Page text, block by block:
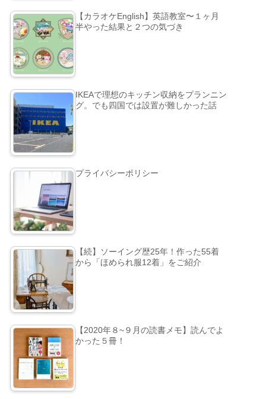
【カラオケEnglish】英語教室〜１ヶ月
半やった結果と２つの気づき
IKEAで理想のキッチン収納をプランニン
グ。でも四国では設置が難しかった話
プライバシーポリシー
【続】ソーイング歴25年！作った55着
から「ほめられ服12着」をご紹介
【2020年８~９月の読書メモ】読んでよ
かった５冊！